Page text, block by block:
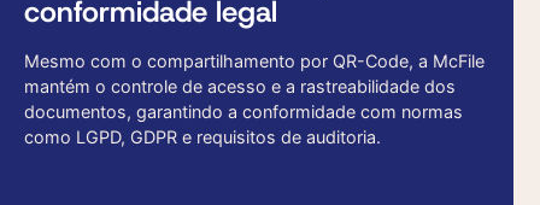
conformidade legal
Mesmo com o compartilhamento por QR-Code, a McFile
mantém o controle de acesso e a rastreabilidade dos
documentos, garantindo a conformidade com normas
como LGPD, GDPR e requisitos de auditoria.